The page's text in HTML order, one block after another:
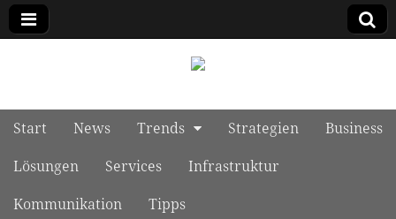
Main menu
Skip to content
Start News Trends Strategien
Business
Lösungen
Services
Infrastruktur
Kommunikation
Tipps